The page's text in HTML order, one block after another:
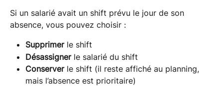
Si un salarié avait un shift prévu le jour de son
absence, vous pouvez choisir :
Supprimer le shift
Désassigner le salarié du shift
Conserver le shift (il reste affiché au planning,
mais l’absence est prioritaire)